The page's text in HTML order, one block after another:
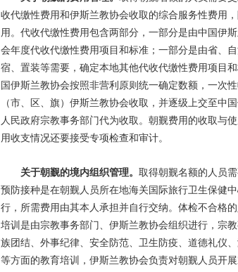
收代缴性费用和伊斯兰教协会收取的综合服务性费用
用。代收代缴性费用包含两部分，一部分是由中国伊
会年度代收代缴性费用项目和标准；一部分是由省、
宿、置装等需要，确定本地其他代收代缴性费用项目
国伊斯兰教协会按照非营利原则统一确定数额，一次
（市、区、旗）伊斯兰教协会收取，并逐级上交至中
人民政府宗教事务部门代为收取。朝觐费用的收取与
用收支情况还要接受专项检查和审计。
关于朝觐的境内组织管理。 取得朝觐名额的人员
预防接种是在朝觐人员所在地海关国际旅行卫生保健
行，所需费用由其本人承担并自行交纳。体检不合格
培训是由宗教事务部门、伊斯兰教协会组织进行，宗
族团结、外事纪律、安全防范、卫生防疫、道德礼仪
等方面的教育培训，伊斯兰教协会负责对朝觐人员开